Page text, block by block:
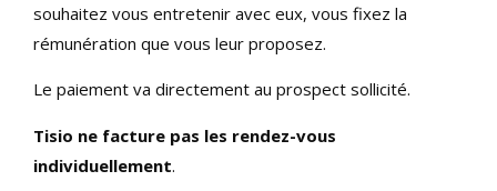
souhaitez vous entretenir avec eux, vous fixez la
rémunération que vous leur proposez.
Le paiement va directement au prospect sollicité.
Tisio ne facture pas les rendez-vous
individuellement.